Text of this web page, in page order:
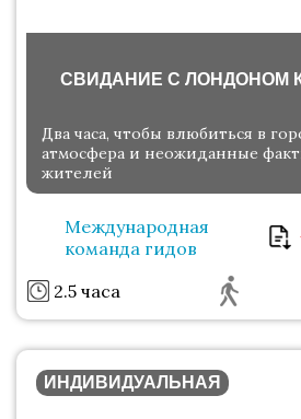
СВИДАНИЕ С ЛОНДОНОМ
Два часа, чтобы влюбиться в
атмосфера и неожиданные
жителей
Международная
команда гидов
2.5 часа
ИНДИВИДУАЛЬНАЯ